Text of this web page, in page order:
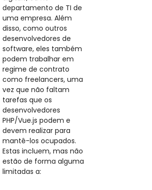
departamento de TI de
uma empresa. Além
disso, como outros
desenvolvedores de
software, eles também
podem trabalhar em
regime de contrato
como freelancers, uma
vez que não faltam
tarefas que os
desenvolvedores
PHP/Vue.js podem e
devem realizar para
mantê-los ocupados.
Estas incluem, mas não
estão de forma alguma
limitadas a: